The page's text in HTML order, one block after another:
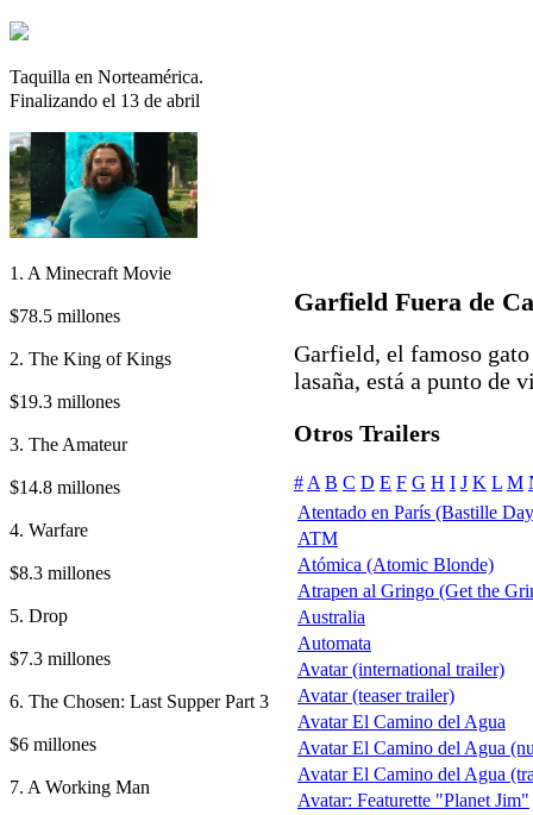
Taquilla en Norteamérica.
Finalizando el 13 de abril
1. A Minecraft Movie
$78.5 millones
2. The King of Kings
$19.3 millones
3. The Amateur
$14.8 millones
4. Warfare
$8.3 millones
5. Drop
$7.3 millones
6. The Chosen: Last Supper Part 3
$6 millones
7. A Working Man
Garfield Fuera de
Garfield, el famoso
lasaña, está a punto de
Otros Trailers
# A B C D E F G H I J K L M
Atentado en París (Bastille
ATM
Atómica (Atomic Blonde)
Atrapen al Gringo (Get the
Australia
Automata
Avatar (international trailer)
Avatar (teaser trailer)
Avatar El Camino del Agua
Avatar El Camino del Agua
Avatar El Camino del Agua
Avatar: Featurette "Planet Jim"